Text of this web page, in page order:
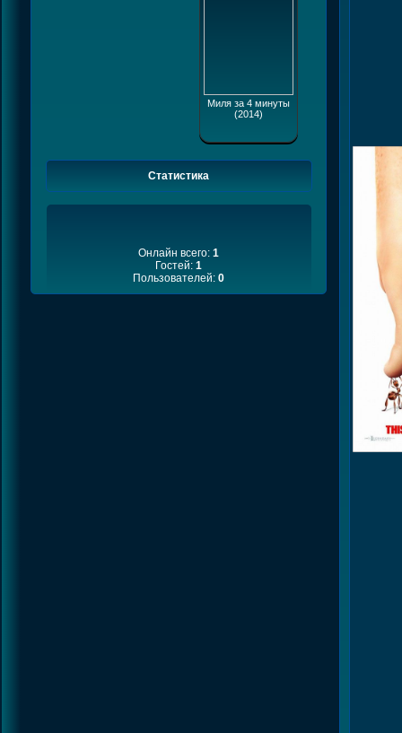
Миля за 4 минуты
(2014)
Статистика
Онлайн всего: 1
Гостей: 1
Пользователей: 0